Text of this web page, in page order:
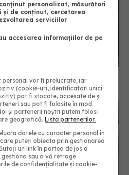
lacrimi, ca Gordon Ramsay
personalizat, măsurători
și de conținut, cercetarea
serviciilor
accesarea informațiilor de pe
personal vor fi prelucrate, iar
(cookie-uri, identificatori unici
pot fi stocate, accesate de și
sau pot fi folosite în mod
și partenerii noștri putem folosi
geografică.Lista partenerilor.
datele cu caracter personal în
puteți obiecta prin gestionarea
un link în partea de jos a
sau a vă retrage
de confidențialitate și cookie-